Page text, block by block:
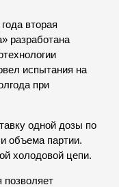
вторая
разработана
испытания на
при
одной дозы по
объема партии.
холодовой цепи.
позволяет